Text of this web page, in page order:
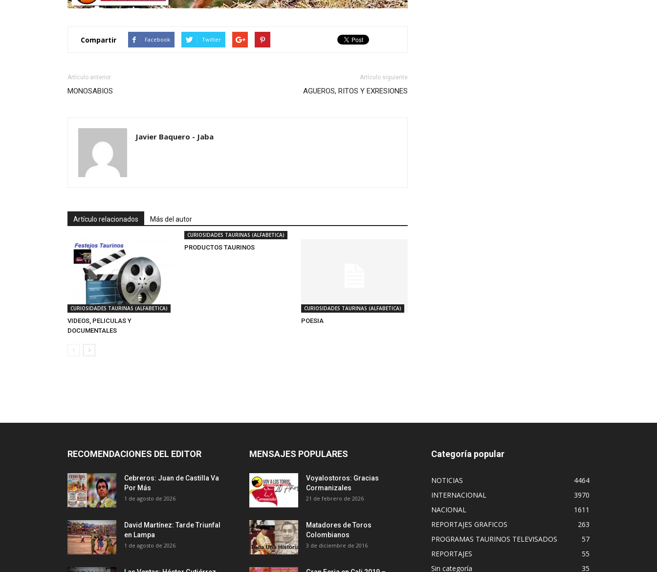
Compartir Facebook Twitter
Artículo anterior
MONOSABIOS
Artículo siguiente
AGUEROS, RITOS Y EXRESIONES
Javier Baquero - Jaba
Artículo relacionados Más del autor
CURIOSIDADES TAURINAS (ALFABETICA)
VIDEOS, PELICULAS Y
DOCUMENTALES
CURIOSIDADES TAURINAS (ALFABETICA)
PRODUCTOS TAURINOS
CURIOSIDADES TAURINAS (ALFABETICA)
POESIA
RECOMENDACIONES DEL EDITOR
Cebreros: Juan de Castilla Va
Por Más
1 de agosto de 2026
David Martínez: Tarde Triunfal
en Lampa
1 de agosto de 2026
MENSAJES POPULARES
Voyalostoros: Gracias
Cormanizales
21 de febrero de 2026
Matadores de Toros
Colombianos
3 de diciembre de 2016
Categoría popular
NOTICIAS
4464
INTERNACIONAL
3970
NACIONAL
1611
REPORTAJES GRAFICOS
263
PROGRAMAS TAURINOS TELEVISADOS
57
REPORTAJES
55
Sin categoría
35